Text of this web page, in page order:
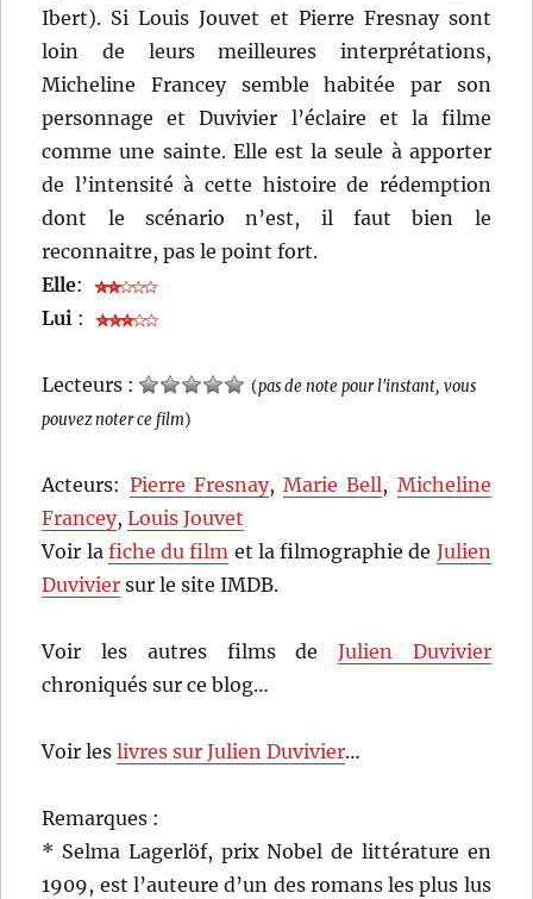
Ibert). Si Louis Jouvet et Pierre Fresnay sont
loin de leurs meilleures interprétations,
Micheline Francey semble habitée par son
personnage et Duvivier l’éclaire et la filme
comme une sainte. Elle est la seule à apporter
de l’intensité à cette histoire de rédemption
dont le scénario n’est, il faut bien le
reconnaitre, pas le point fort.
Elle:
Lui :
Lecteurs : (pas de note pour l'instant, vous
pouvez noter ce film)
Acteurs: Pierre Fresnay,Marie Bell, Micheline
Francey,Louis Jouvet
Voir la fiche du film et la filmographie de Julien
Duvivier sur le site IMDB.
Voir les autres films de Julien Duvivier
chroniqués sur ce blog…
Voir leslivres sur Julien Duvivier…
Remarques :
* Selma Lagerlöf, prix Nobel de littérature en
1909, est l’auteure d’un des romans les plus lus